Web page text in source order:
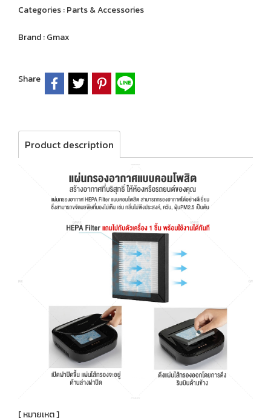
Categories :Parts & Accessories
Brand :Gmax
Share
Product description
[ หมายเหตุ ]